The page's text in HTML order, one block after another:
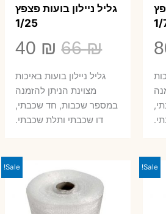
1/
הנוכחי
גליל ניילון בועות פצפץ
1/25
66₪
המחיר
המקורי
היה:
66 ₪.
40 ₪
₪.
גליל ניילון בועות באיכות
מצוינת הניתן להזמנה
במספר שכבות, חד שכבתי,
דו שכבתי ותלת שכבתי.
Sale!
Sale!